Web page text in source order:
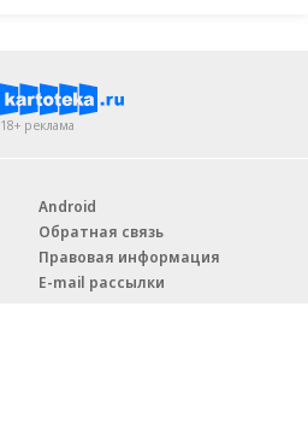
18+ реклама
Android
Обратная связь
Правовая информация
E-mail рассылки